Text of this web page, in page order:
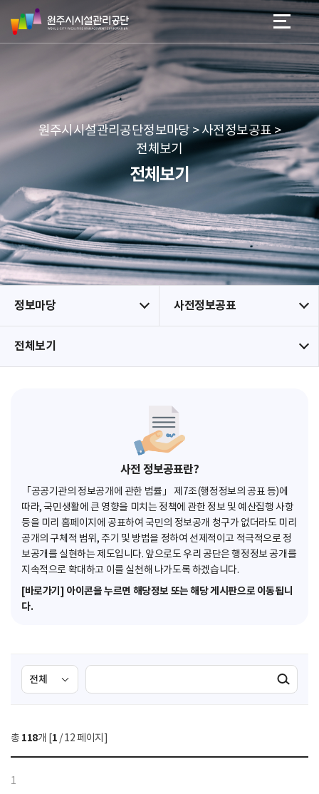
네
본문 바로가기
메뉴 바로가기
원
주
시
리
공
단
원주시시설관리공단정보마당 > 사전정보공표 >
전체보기
전체보기
정보마당 사전정보공표
전체보기
사전 정보공표란?
「공공기관의 정보공개에 관한 법률」 제7조(행정정보의 공표 등)에
따라, 국민생활에 큰 영향을 미치는 정책에 관한 정보 및 예산집행 사항
등을 미리 홈페이지에 공표하여 국민의 정보공개 청구가 없더라도 미리
공개의 구체적 범위, 주기 및 방법을 정하여 선제적이고 적극적으로 정
보공개를 실현하는 제도입니다. 앞으로도 우리 공단은 행정정보 공개를
지속적으로 확대하고 이를 실천해 나가도록 하겠습니다.
[바로가기] 아이콘을 누르면 해당정보 또는 해당 게시판으로 이동됩니
다.
검
색
선
택
색
검색실행
총 118개 [1 / 12 페이지]
1